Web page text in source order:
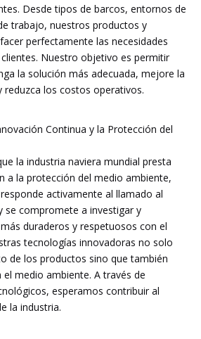
Desde tipos de barcos, entornos de
trabajo, nuestros productos y
perfectamente las necesidades
Nuestro objetivo es permitir
la solución más adecuada, mejore la
reduzca los costos operativos.
Continua y la Protección del
la industria naviera mundial presta
a la protección del medio ambiente,
activamente al llamado al
se compromete a investigar y
duraderos y respetuosos con el
tecnologías innovadoras no solo
de los productos sino que también
medio ambiente. A través de
esperamos contribuir al
la industria.